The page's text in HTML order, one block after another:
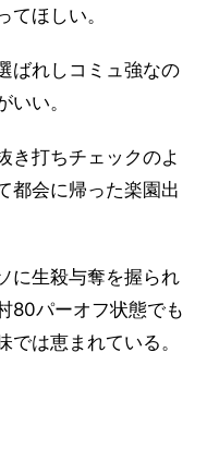
ほしい。
ばれしコミュ強なの
い。
き打ちチェックのよ
都会に帰った楽園出
に生殺与奪を握られ
80パーオフ状態でも
は恵まれている。